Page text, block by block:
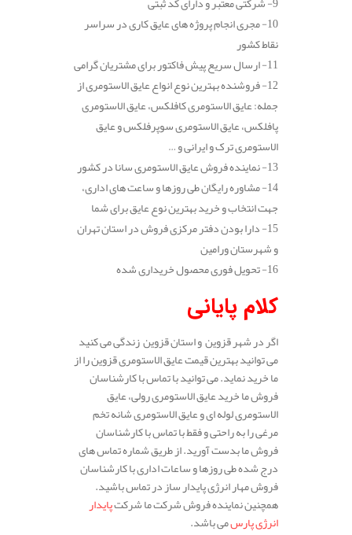
10- مجری انجام پروژه های عایق کاری در سراسر
نقاط کشور
11- ارسال سریع پیش فاکتور برای مشتریان گرامی
12- فروشنده بهترین نوع انواع عایق الاستومری از
جمله: عایق الاستومری کافلکس، عایق الاستومری
پافلکس، عایق الاستومری سوپرفلکس و عایق
الاستومری ترک و ایرانی و …
13- نماینده فروش عایق الاستومری سانا در کشور
14- مشاوره رایگان طی روزها و ساعت های اداری،
جهت انتخاب و خرید بهترین نوع عایق برای شما
15- دارا بودن دفتر مرکزی فروش در استان تهران
و شهرستان ورامین
16- تحویل فوری محصول خریداری شده
کلام پایانی
اگر در شهر قزوین و استان قزوین زندگی می کنید
می توانید بهترین قیمت عایق الاستومری قزوین را از
ما خرید نماید. می توانید با تماس با کارشناسان
فروش ما خرید عایق الاستومری رولی، عایق
الاستومری لوله ای و عایق الاستومری شانه تخم
مرغی را به راحتی و فقط با تماس با کارشناسان
فروش ما بدست آورید. از طریق شماره تماس های
درج شده طی روزها و ساعات اداری با کارشناسان
فروش مهار انرژی پایدار ساز در تماس باشید.
همچنین نماینده فروش شرکت ما شرکتپایدار
انرژی پارسمی باشد.